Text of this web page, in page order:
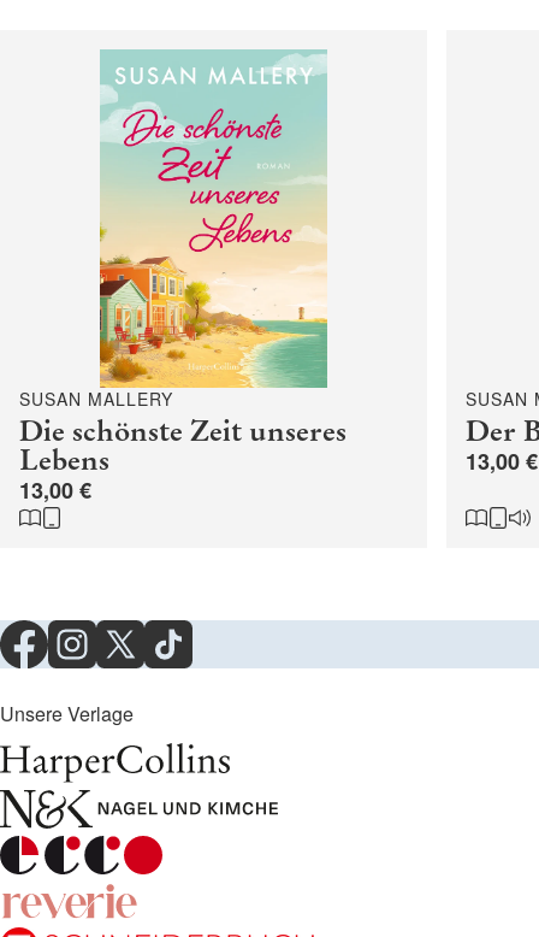
SUSAN MALLERY
Die schönste Zeit unseres
Lebens
13,00 €
SUSAN
Der
13,00 €
Unsere Verlage